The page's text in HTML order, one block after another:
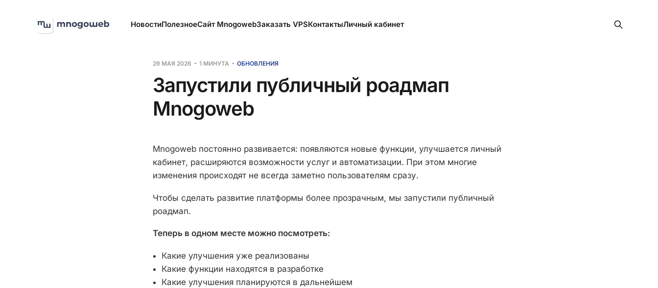
НовостиПолезноеСайт MnogowebЗаказать VPSКонтактыЛичный кабинет
29 МАЯ 2026 1 МИНУТА ОБНОВЛЕНИЯ
Запустили публичный роадмап
Mnogoweb
Mnogoweb постоянно развивается: появляются новые функции, улучшается личный
кабинет, расширяются возможности услуг и автоматизации. При этом многие
изменения происходят не всегда заметно пользователям сразу.
Чтобы сделать развитие платформы более прозрачным, мы запустили публичный
роадмап.
Теперь в одном месте можно посмотреть:
Какие улучшения уже реализованы
Какие функции находятся в разработке
Какие улучшения планируются в дальнейшем